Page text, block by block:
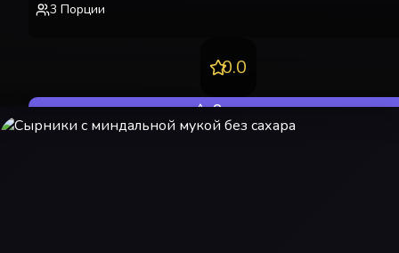
3 Порции
0.0
Оценить